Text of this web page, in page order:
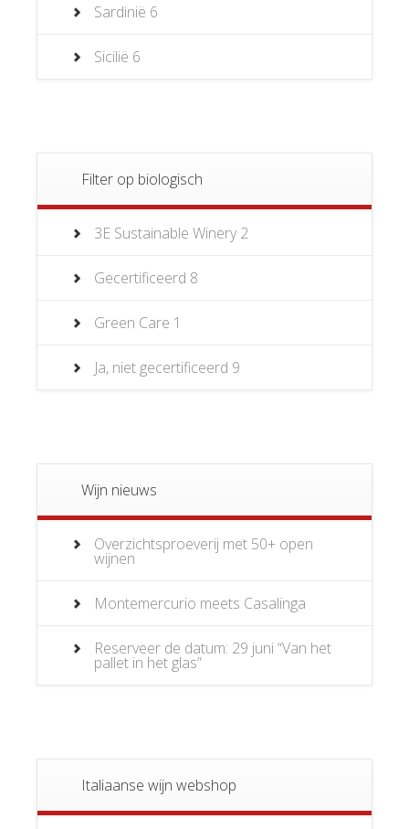
Sardinië 6
Sicilië 6
Filter op biologisch
3E Sustainable Winery 2
Gecertificeerd 8
Green Care 1
Ja, niet gecertificeerd 9
Wijn nieuws
Overzichtsproeverij met 50+ open
wijnen
Montemercurio meets Casalinga
Reserveer de datum: 29 juni “Van het
pallet in het glas”
Italiaanse wijn webshop